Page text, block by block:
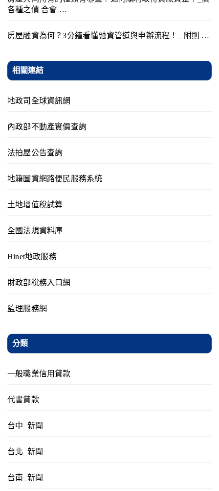
各種之債 合會 …
房屋融資為何？3分鐘看懂融資管道與申辦流程！_ 附則 …
相關連結
地政司全球資訊網
內政部不動產實價查詢
法拍屋公告查詢
地籍圖資網路便民服務系統
土地增值稅試算
全國法規資料庫
Hinet地政服務
財政部稅務入口網
監理服務網
分類
一般職業信用貸款
代書貸款
台中_新聞
台北_新聞
台南_新聞